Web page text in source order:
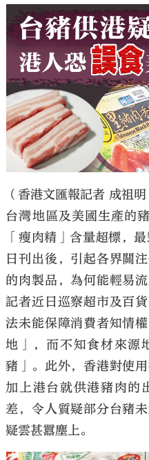
（香港文匯報記者 成祖
台灣地區及美國生產的
「瘦肉精」含量超標，
日刊出後，引起各界關
的肉製品，為何能輕易
記者近日巡察超市及百
法未能保障消費者知情
地」，而不知食材來源
豬」。此外，香港對使
加上港台就供港豬肉的
差，令人質疑部分台豬
疑雲甚囂塵上。